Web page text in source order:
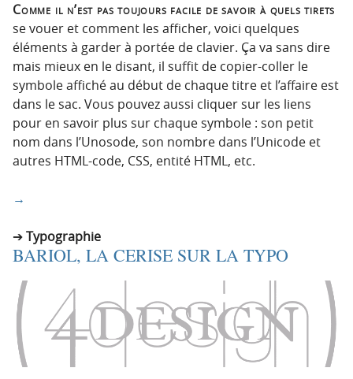
Comme il n’est pas toujours facile de savoir à quels tirets
se vouer et comment les afficher, voici quelques
éléments à garder à portée de clavier. Ça va sans dire
mais mieux en le disant, il suffit de copier-coller le
symbole affiché au début de chaque titre et l’affaire est
dans le sac. Vous pouvez aussi cliquer sur les liens
pour en savoir plus sur chaque symbole : son petit
nom dans l’Unosode, son nombre dans l’Unicode et
autres HTML-code, CSS, entité HTML, etc.
→
Typographie
BARIOL, LA CERISE SUR LA TYPO